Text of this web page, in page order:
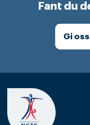
Fant du
Gi